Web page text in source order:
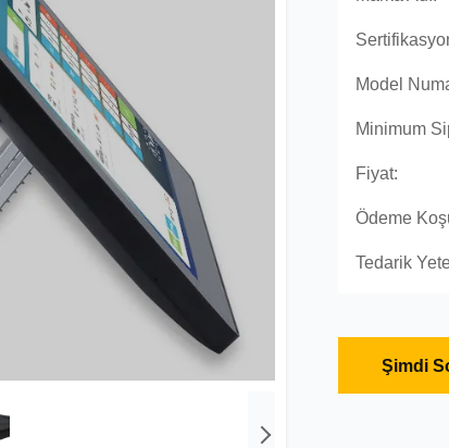
Model
Minimum
Fiyat:
Ödeme
Tedarik
Şimdi